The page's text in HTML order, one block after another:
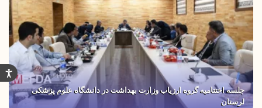
جلسه اختتامیه گروه ارزیاب وزارت بهداشت در دانشگاه علوم پزشکی
لرستان